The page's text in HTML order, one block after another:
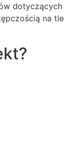
dotyczących
na tle